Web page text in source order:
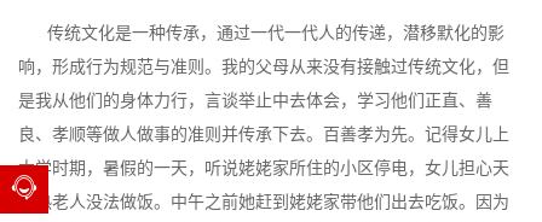
传统文化是一种传承，通过一代一代人的传递，潜移默化的影
响，形成行为规范与准则。我的父母从来没有接触过传统文化，但
是我从他们的身体力行，言谈举止中去体会，学习他们正直、善
良、孝顺等做人做事的准则并传承下去。百善孝为先。记得女儿上
大学时期，暑假的一天，听说姥姥家所住的小区停电，女儿担心天
气热老人没法做饭。中午之前她赶到姥姥家带他们出去吃饭。因为